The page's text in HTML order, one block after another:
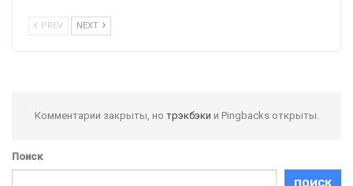
PREV NEXT
Комментарии закрыты, но трэкбэки и Pingbacks открыты.
Поиск
ПОИСК